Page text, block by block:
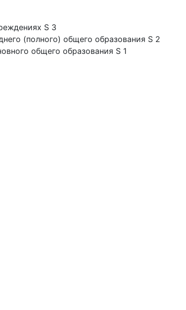
S 3
(полного) общего образования S 2
общего образования S 1